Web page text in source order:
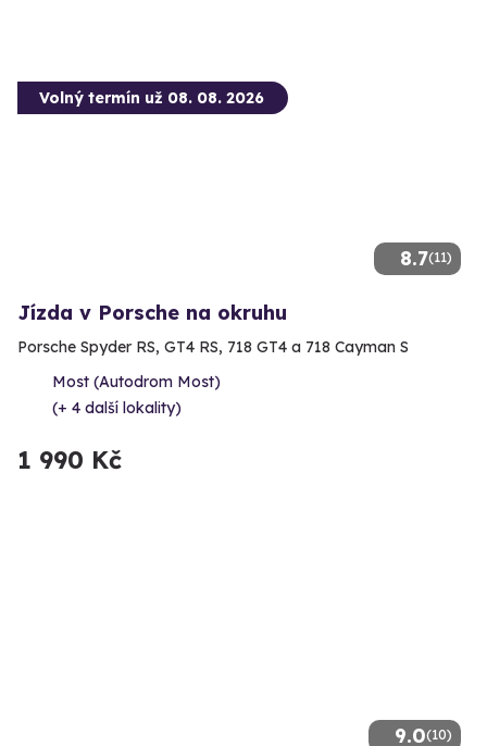
8.7(11)
Volný termín už 08. 08. 2026
Jízda v Porsche na okruhu
Porsche Spyder RS, GT4 RS, 718 GT4 a 718 Cayman S
Most (Autodrom Most)
(+ 4 další lokality)
1 990 Kč
9.0(10)